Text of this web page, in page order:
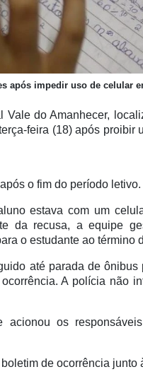
após impedir uso de celular
do Amanhecer,
feira (18) após proibir
o fim do período letivo.
estava com um
da recusa, a equipe
o estudante ao término
até parada de
A polícia não
os
de ocorrência